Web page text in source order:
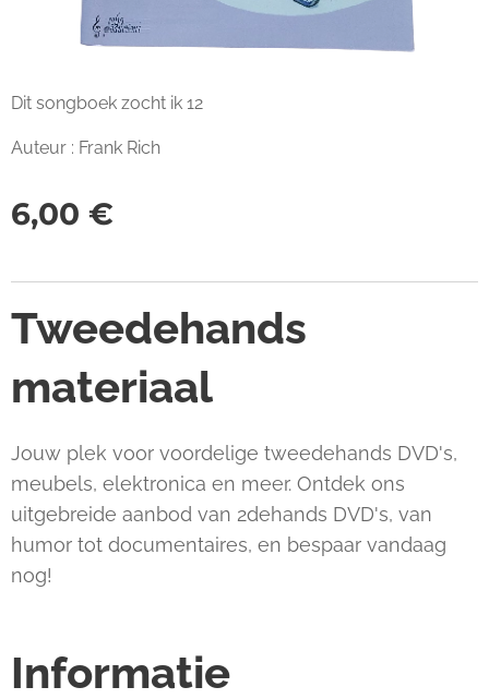
Dit songboek zocht ik 12
Auteur : Frank Rich
6,00 €
Tweedehands
materiaal
Jouw plek voor voordelige tweedehands DVD's,
meubels, elektronica en meer. Ontdek ons
uitgebreide aanbod van 2dehands DVD's, van
humor tot documentaires, en bespaar vandaag
nog!
Informatie